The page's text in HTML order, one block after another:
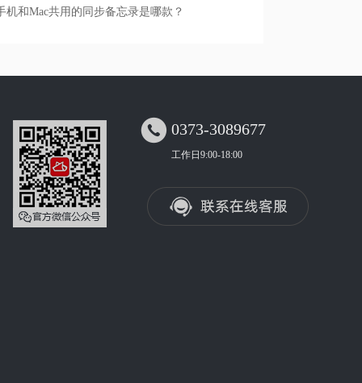
机和Mac共用的同步备忘录是哪款？
 0373-3089677
工作日9:00-18:00